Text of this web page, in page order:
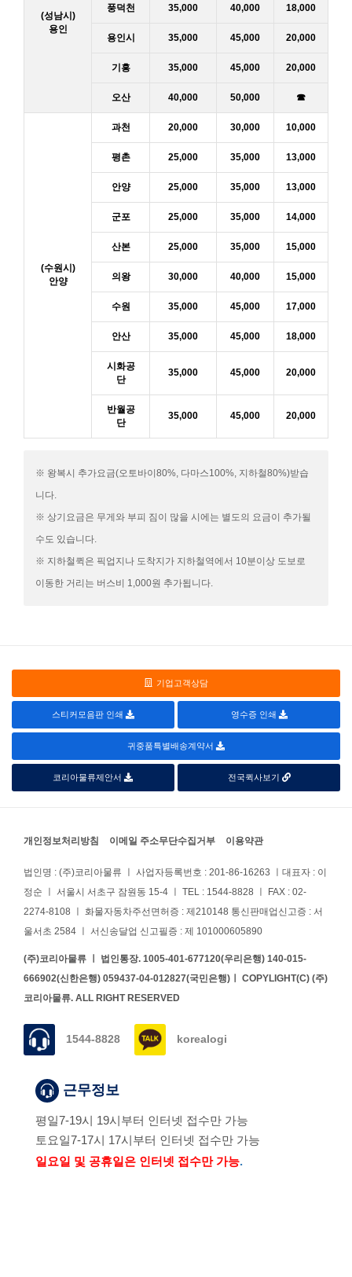
(성남시)
용인
풍덕천 35,000 40,000 18,000
용인시 35,000 45,000 20,000
기흥 35,000 45,000 20,000
오산 40,000 50,000 ☎
(수원시)
안양
과천 20,000 30,000 10,000
평촌 25,000 35,000 13,000
안양 25,000 35,000 13,000
군포 25,000 35,000 14,000
산본 25,000 35,000 15,000
의왕 30,000 40,000 15,000
수원 35,000 45,000 17,000
안산 35,000 45,000 18,000
시화공
단
35,000 45,000 20,000
반월공
단
35,000 45,000 20,000
※ 왕복시 추가요금(오토바이80%, 다마스100%, 지하철80%)받습
니다.
※ 상기요금은 무게와 부피 짐이 많을 시에는 별도의 요금이 추가될
수도 있습니다.
※ 지하철퀵은 픽업지나 도착지가 지하철역에서 10분이상 도보로
이동한 거리는 버스비 1,000원 추가됩니다.
기업고객상담
스티커모음판 인쇄 영수증 인쇄
귀중품특별배송계약서
코리아물류제안서 전국퀵사보기
개인정보처리방침 이메일 주소무단수집거부 이용약관
법인명 : (주)코리아물류 ㅣ 사업자등록번호 : 201-86-16263 ㅣ대표자 : 이
정순 ㅣ 서울시 서초구 잠원동 15-4 ㅣ TEL : 1544-8828 ㅣ FAX : 02-
2274-8108 ㅣ 화물자동차주선면허증 : 제210148 통신판매업신고증 : 서
울서초 2584 ㅣ 서신송달업 신고필증 : 제 101000605890
(주)코리아물류 ㅣ 법인통장. 1005-401-677120(우리은행) 140-015-
666902(신한은행) 059437-04-012827(국민은행)ㅣ COPYLIGHT(C) (주)
코리아물류. ALL RIGHT RESERVED
1544-8828 korealogi
근무정보
평일7-19시 19시부터 인터넷 접수만 가능
토요일7-17시 17시부터 인터넷 접수만 가능
일요일 및 공휴일은 인터넷 접수만 가능.